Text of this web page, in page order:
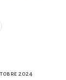
2024